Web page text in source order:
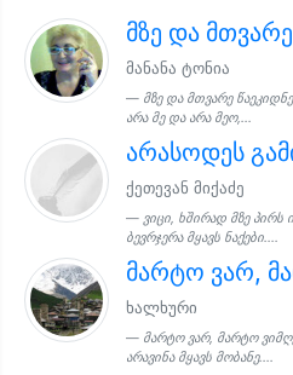
მზე და
მანანა ტონია
მზე და მთვარე
არა მე და არა მეო,...
არასოდეს
ქეთევან მიქაძე
ვიცი, ხშირად მზე პირს
ბევრჯერა მყავს ნაქები....
მარტო ვარ,
ხალხური
მარტო ვარ, მარტო
არავინა მყავს მობანე....